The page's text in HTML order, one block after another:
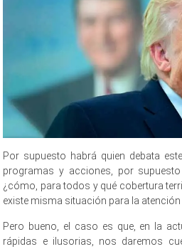
Por supuesto habrá quien debata
programas y acciones, por
¿cómo, para todos y qué cobertura
existe misma situación para la atención
Pero bueno, el caso es que, en la
rápidas e ilusorias, nos daremos